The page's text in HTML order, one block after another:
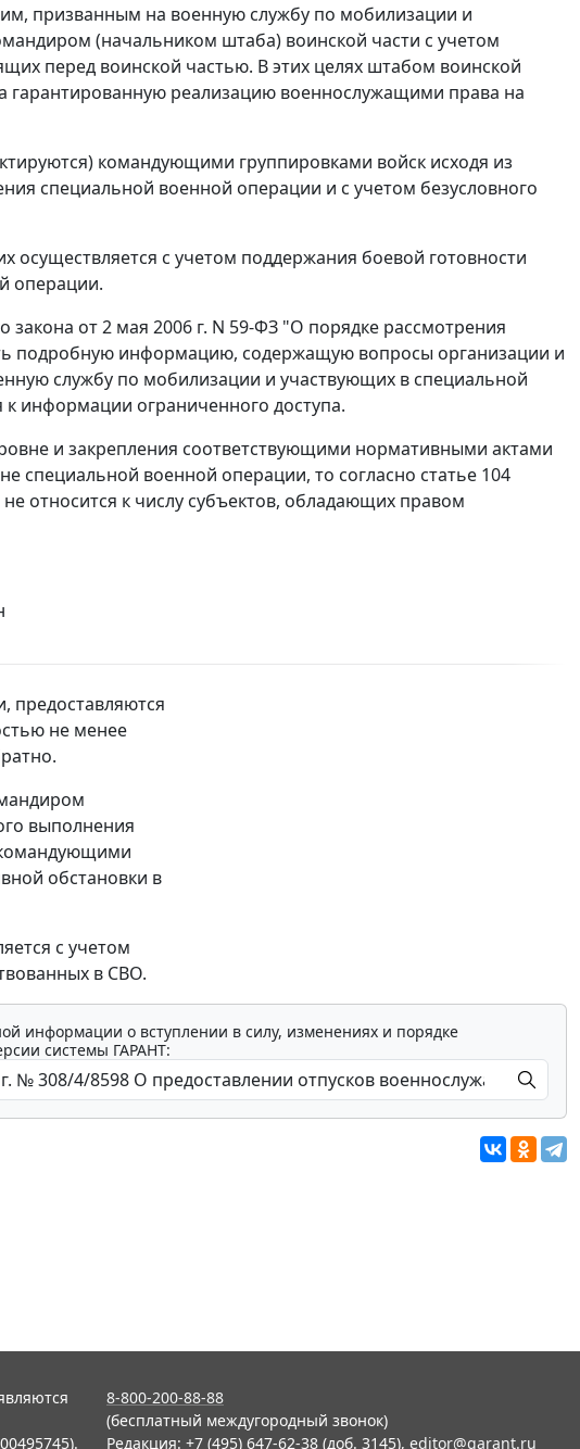
призванным на военную службу по мобилизации и
(начальником штаба) воинской части с учетом
перед воинской частью. В этих целях штабом воинской
гарантированную реализацию военнослужащими права на
командующими группировками войск исходя из
специальной военной операции и с учетом безусловного
осуществляется с учетом поддержания боевой готовности
операции.
закона от 2 мая 2006 г. N 59-ФЗ "О порядке рассмотрения
подробную информацию, содержащую вопросы организации и
службу по мобилизации и участвующих в специальной
информации ограниченного доступа.
и закрепления соответствующими нормативными актами
специальной военной операции, то согласно статье 104
относится к числу субъектов, обладающих правом
предоставляются
не менее
выполнения
командующими
обстановки в
с учетом
в СВО.
информации о вступлении в силу, изменениях и порядке
системы ГАРАНТ:
8-800-200-88-88
(бесплатный междугородный звонок)
Редакция: +7 (495) 647-62-38 (доб. 3145), editor@garant.ru